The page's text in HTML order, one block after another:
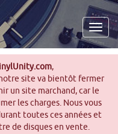
,
site va bientôt fermer
un site marchand, car le
les charges. Nous vous
toutes ces années et
de disques en vente.